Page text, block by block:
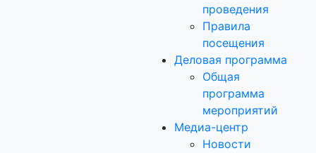
проведения
Правила
посещения
Деловая программа
Общая
программа
мероприятий
Медиа-центр
Новости